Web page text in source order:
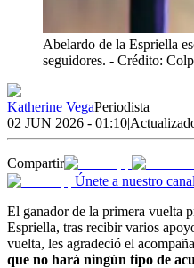
Abelardo de la Espriella
seguidores. - Crédito:
Katherine VegaPeriodista
02 JUN 2026 - 01:10|
Compartir
Únete a nuestro canal
El ganador de la primera vuelta
Espriella, tras recibir varios
vuelta, les agradeció el
que no hará ningún tipo de